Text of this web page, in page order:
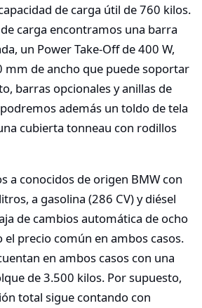
de carga útil de 760 kilos.
carga encontramos una barra
un Power Take-Off de 400 W,
mm de ancho que puede soportar
barras opcionales y anillas de
además un toldo de tela
cubierta tonneau con rodillos
a conocidos de origen BMW con
a gasolina (286 CV) y diésel
de cambios automática de ocho
el precio común en ambos casos.
en ambos casos con una
de 3.500 kilos. Por supuesto,
total sigue contando con